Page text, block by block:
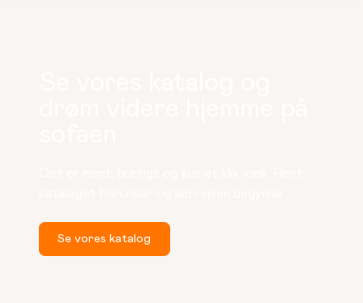
Se vores katalog